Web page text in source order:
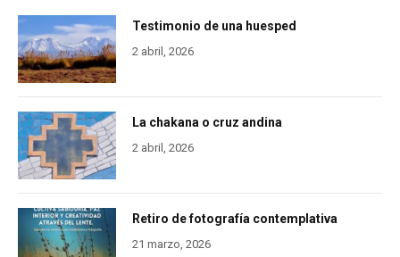
Testimonio de una huesped
2 abril, 2026
La chakana o cruz andina
2 abril, 2026
Retiro de fotografía contemplativa
21 marzo, 2026